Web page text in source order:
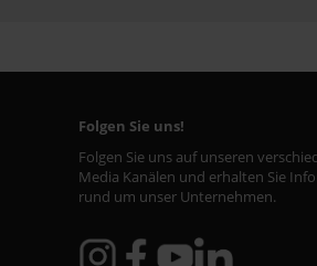
Folgen Sie uns!
Folgen Sie uns auf unseren
Media Kanälen und erhalten Sie
rund um unser Unternehmen.